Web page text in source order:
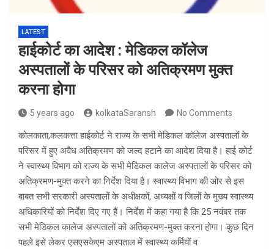
LATEST
हाईकोर्ट का आदेश : मेडिकल कॉलेज
अस्पतालों के परिसर को अतिक्रमण मुक्त
करना होगा
5 years ago kolkataSaransh No Comments
कोलकाता,कलकत्ता हाईकोर्ट ने राज्य के सभी मेडिकल कॉलेज अस्पतालों के
परिसर में हुए अवैध अतिक्रमण को जल्द हटाने का आदेश दिया है। हाई कोर्ट
ने स्वास्थ्य विभाग को राज्य के सभी मेडिकल कालेज अस्पतालों के परिसर को
अतिक्रमण-मुक्त करने का निर्देश दिया है। स्वास्थ्य विभाग की ओर से इस
बाबत सभी सरकारी अस्पतालों के अधीक्षकों, अध्यक्षों व जिलों के मुख्य स्वास्थ्य
अधिकारियों को निर्देश दिए गए हैं। निर्देश में कहा गया है कि 25 नवंबर तक
सभी मेडिकल कालेज अस्पतालों को अतिक्रमण-मुक्त करना होगा। कुछ दिन
पहले इसे लेकर एसएसकेएम अस्पताल में स्वास्थ्य कर्मियों व